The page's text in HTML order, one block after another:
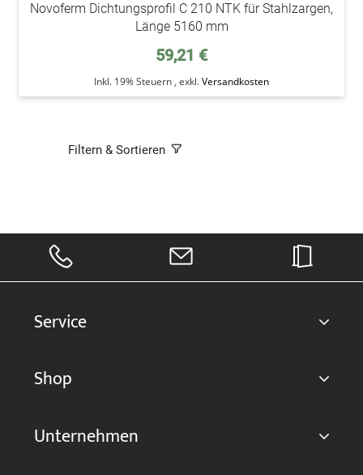
Novoferm Dichtungsprofil C 210 NTK für Stahlzargen,
Länge 5160 mm
59,21 €
Inkl. 19% Steuern , exkl.Versandkosten
Filtern & Sortieren
Service
Shop
Unternehmen